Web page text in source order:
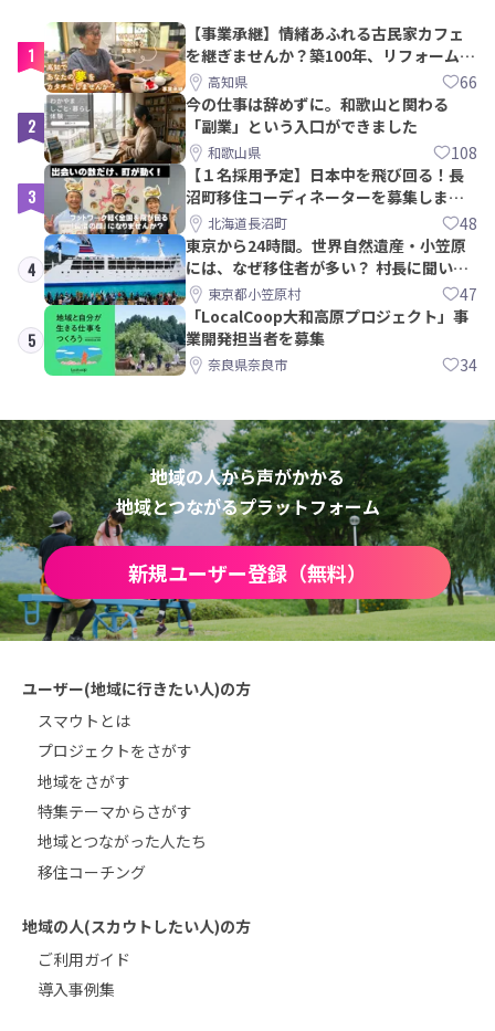
1
【事業承継】情緒あふれる古民家カフェ
を継ぎませんか？築100年、リフォームか
ら約10年！
高知県 66
2
今の仕事は辞めずに。和歌山と関わる
「副業」という入口ができました
和歌山県 108
3
【１名採用予定】日本中を飛び回る！長
沼町移住コーディネーターを募集しま
す！北海道長沼町 48
4
東京から24時間。世界自然遺産・小笠原
には、なぜ移住者が多い？ 村長に聞いて
みた東京都小笠原村 47
5
「LocalCoop大和高原プロジェクト」事
業開発担当者を募集
奈良県奈良市 34
地域の人から声がかかる
地域とつながるプラットフォーム
新規ユーザー登録（無料）
ユーザー(地域に行きたい人)の方
スマウトとは
プロジェクトをさがす
地域をさがす
特集テーマからさがす
地域とつながった人たち
移住コーチング
地域の人(スカウトしたい人)の方
ご利用ガイド
導入事例集